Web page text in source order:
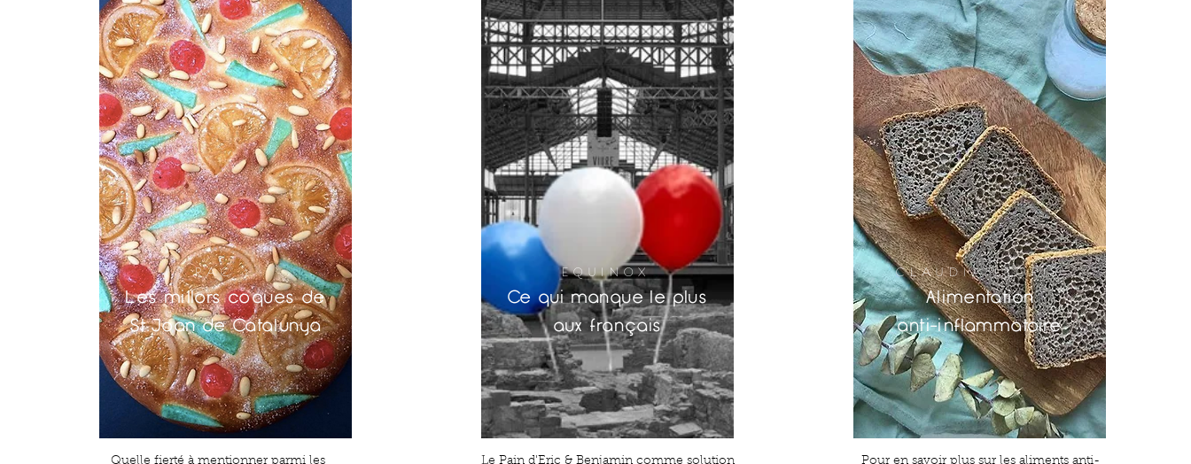
RAC 1
Les millors coques de
St.Joan de Catalunya
Quelle fierté à mentionner parmi les
EQUINOX
Ce qui manque le plus
aux français
Le Pain d'Eric & Benjamin comme solution
Alimentation
anti-inflammatoire
CLAUDIA LLOPIS
Pour en savoir plus sur les aliments anti-